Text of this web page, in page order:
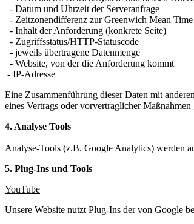
- Datum und Uhrzeit der Serveranfrage
- Zeitzonendifferenz zur Greenwich Mean
- Inhalt der Anforderung (konkrete Seite)
- Zugriffsstatus/HTTP-Statuscode
- jeweils übertragene Datenmenge
- Website, von der die Anforderung kommt
- IP-Adresse
Eine Zusammenführung dieser Daten mit
eines Vertrags oder vorvertraglicher Maßnahmen
4. Analyse Tools
Analyse-Tools (z.B. Google Analytics) werden
5. Plug-Ins und Tools
YouTube
Unsere Website nutzt Plug-Ins der von Google